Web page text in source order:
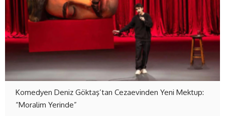
Komedyen Deniz Göktaş’tan Cezaevinden Yeni Mektup:
“Moralim Yerinde”